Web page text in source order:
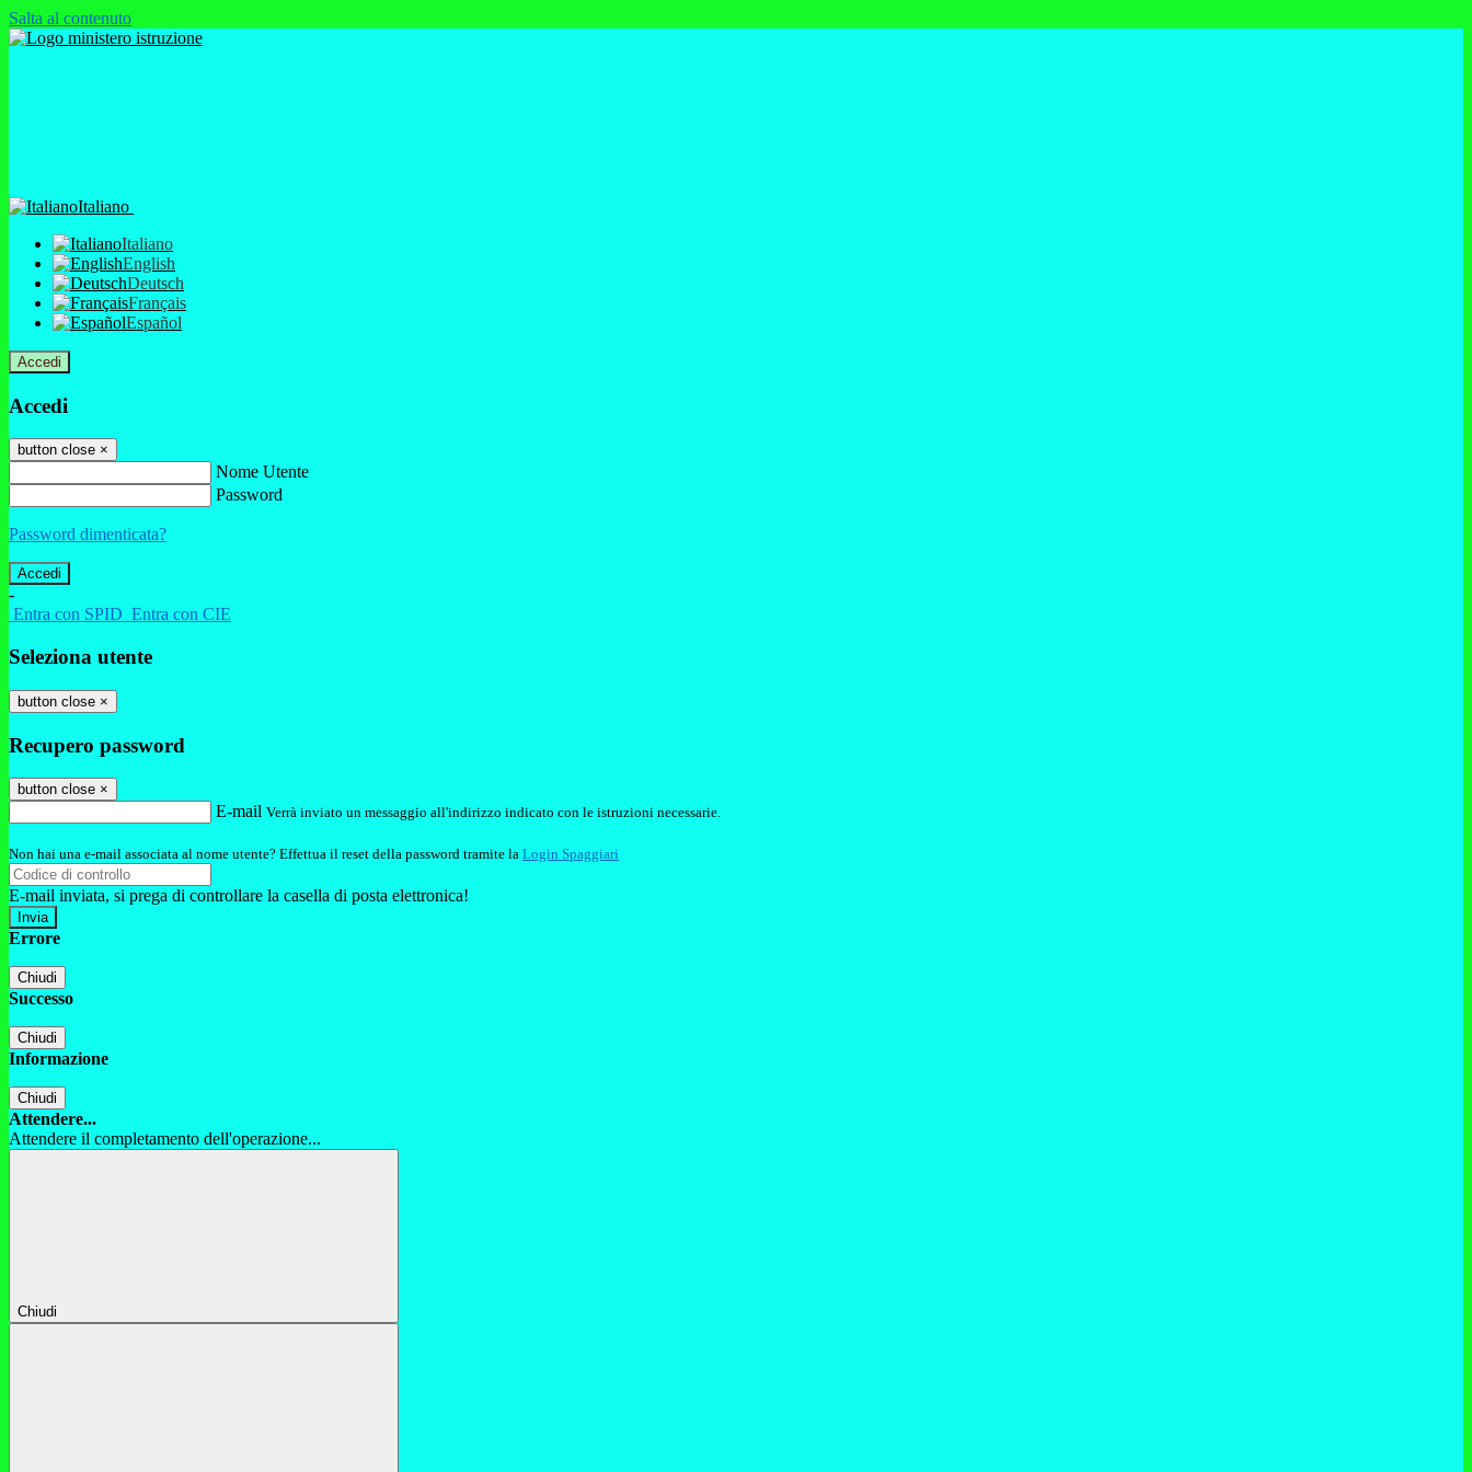
Salta al contenuto
Italiano
Italiano
English
Deutsch
Français
Español
Accedi
Accedi
button close ×
Nome Utente
Password
Password dimenticata?
-
Entra con SPID Entra con CIE
Seleziona utente
button close ×
Recupero password
button close ×
E-mail Verrà inviato un messaggio all'indirizzo indicato con le istruzioni necessarie.
Non hai una e-mail associata al nome utente? Effettua il reset della password tramite la Login Spaggiari
E-mail inviata, si prega di controllare la casella di posta elettronica!
Errore
Chiudi
Successo
Chiudi
Informazione
Chiudi
Attendere...
Attendere il completamento dell'operazione...
Chiudi